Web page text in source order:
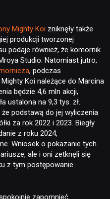
Mighty Koi zniknęły także
produkcji tworzonej
podaje również, że komornik
Studio. Natomiast jutro,
, podczas
Koi należące do Marcina
będzie 4,6 mln akcji,
ustalona na 9,3 tys. zł.
podstawą do jej wyliczenia
za rok 2022 i 2023. Biegły
z roku 2024,
Wniosek o pokazanie tych
ale i oni zetknęli się
z tym postępowanie
zapomnieć